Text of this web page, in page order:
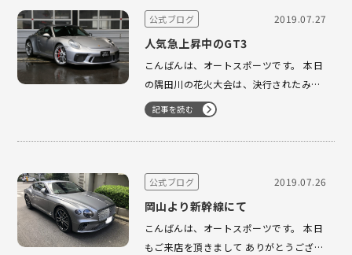
公式ブログ 2019.07.27
人気急上昇中のGT3
こんばんは、オートスポーツです。 本日
の隅田川の花火大会は、決行されたみた
いですね！！ よかったです。 雨は、23
時頃から降り出しました。 オートスポー
ツの在庫車は、大人気殺到中でございま
急上昇中でございま…
記事を読む
公式ブログ 2019.07.26
岡山より新幹線にて
こんばんは、オートスポーツです。 本日
もご来店を頂きまして ありがとうござい